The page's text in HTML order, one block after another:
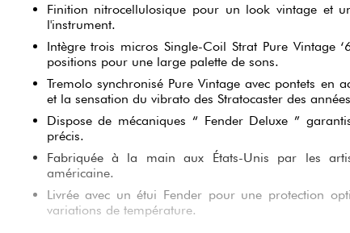
Finition nitrocellulosique pour un look vintage et
l'instrument.
Intègre trois micros Single-Coil Strat Pure Vintage
positions pour une large palette de sons.
Tremolo synchronisé Pure Vintage avec pontets en
et la sensation du vibrato des Stratocaster des
Dispose de mécaniques “ Fender Deluxe ”
précis.
Fabriquée à la main aux États-Unis par les
américaine.
Livrée avec un étui Fender pour une protection
variations de température.